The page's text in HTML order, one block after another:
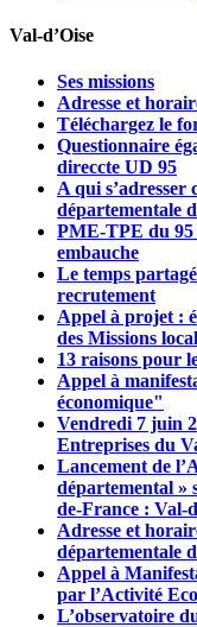
Val-d’Oise
Ses missions
Adresse et
Téléchargez le
Questionnaire
direccte UD 95
A qui
départementale
PME-TPE du 95
embauche
Le temps
recrutement
Appel à projet :
des Missions
13 raisons pour
Appel à
économique"
Vendredi 7 juin
Entreprises du
Lancement de
départemental »
de-France : Val-
Adresse et
départementale
Appel à
par l’Activité
L’observatoire